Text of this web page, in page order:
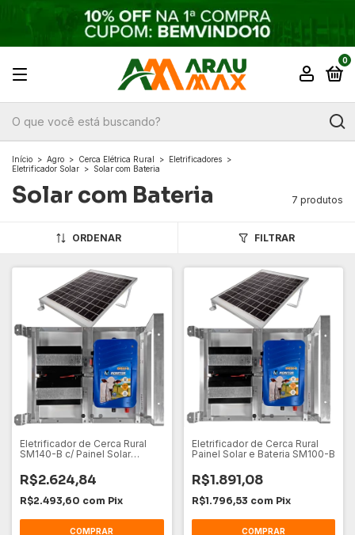
0
Início > Agro > Cerca Elétrica Rural > Eletrificadores >
Eletrificador Solar > Solar com Bateria
Solar com Bateria 7 produtos
ORDENAR FILTRAR
Eletrificador de Cerca Rural
SM140-B c/ Painel Solar
R$2.624,84
R$2.493,60 com Pix
Eletrificador de Cerca Rural
Painel Solar e Bateria SM100-B
R$1.891,08
R$1.796,53 com Pix